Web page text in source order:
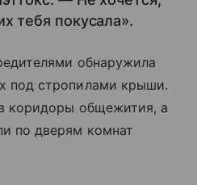
тебя покусала».
обнаружила
под стропилами крыши.
коридоры общежития, а
по дверям комнат